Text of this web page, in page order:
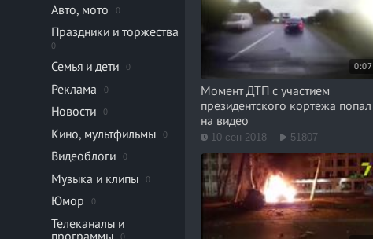
Авто, мото 0
Праздники и торжества
0
Семья и дети 0
Реклама 0
Новости 0
Кино, мультфильмы 0
Видеоблоги 0
Музыка и клипы 0
Юмор 0
Телеканалы и
программы
0
0:07
Момент ДТП с участием
президентского кортежа попал
на видео
10 сен 2018 51807